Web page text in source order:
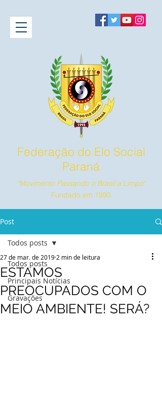
Federação do Elo Social
Paraná
"Movimento Passando o Brasil a Limpo"
Fundado em 1990
Post
Todos posts
Principais Notícias
Gravações
Todos posts
ESTAMOS
PREOCUPADOS COM O
MEIO AMBIENTE! SERÁ?
27 de mar. de 2019 2 min de leitura